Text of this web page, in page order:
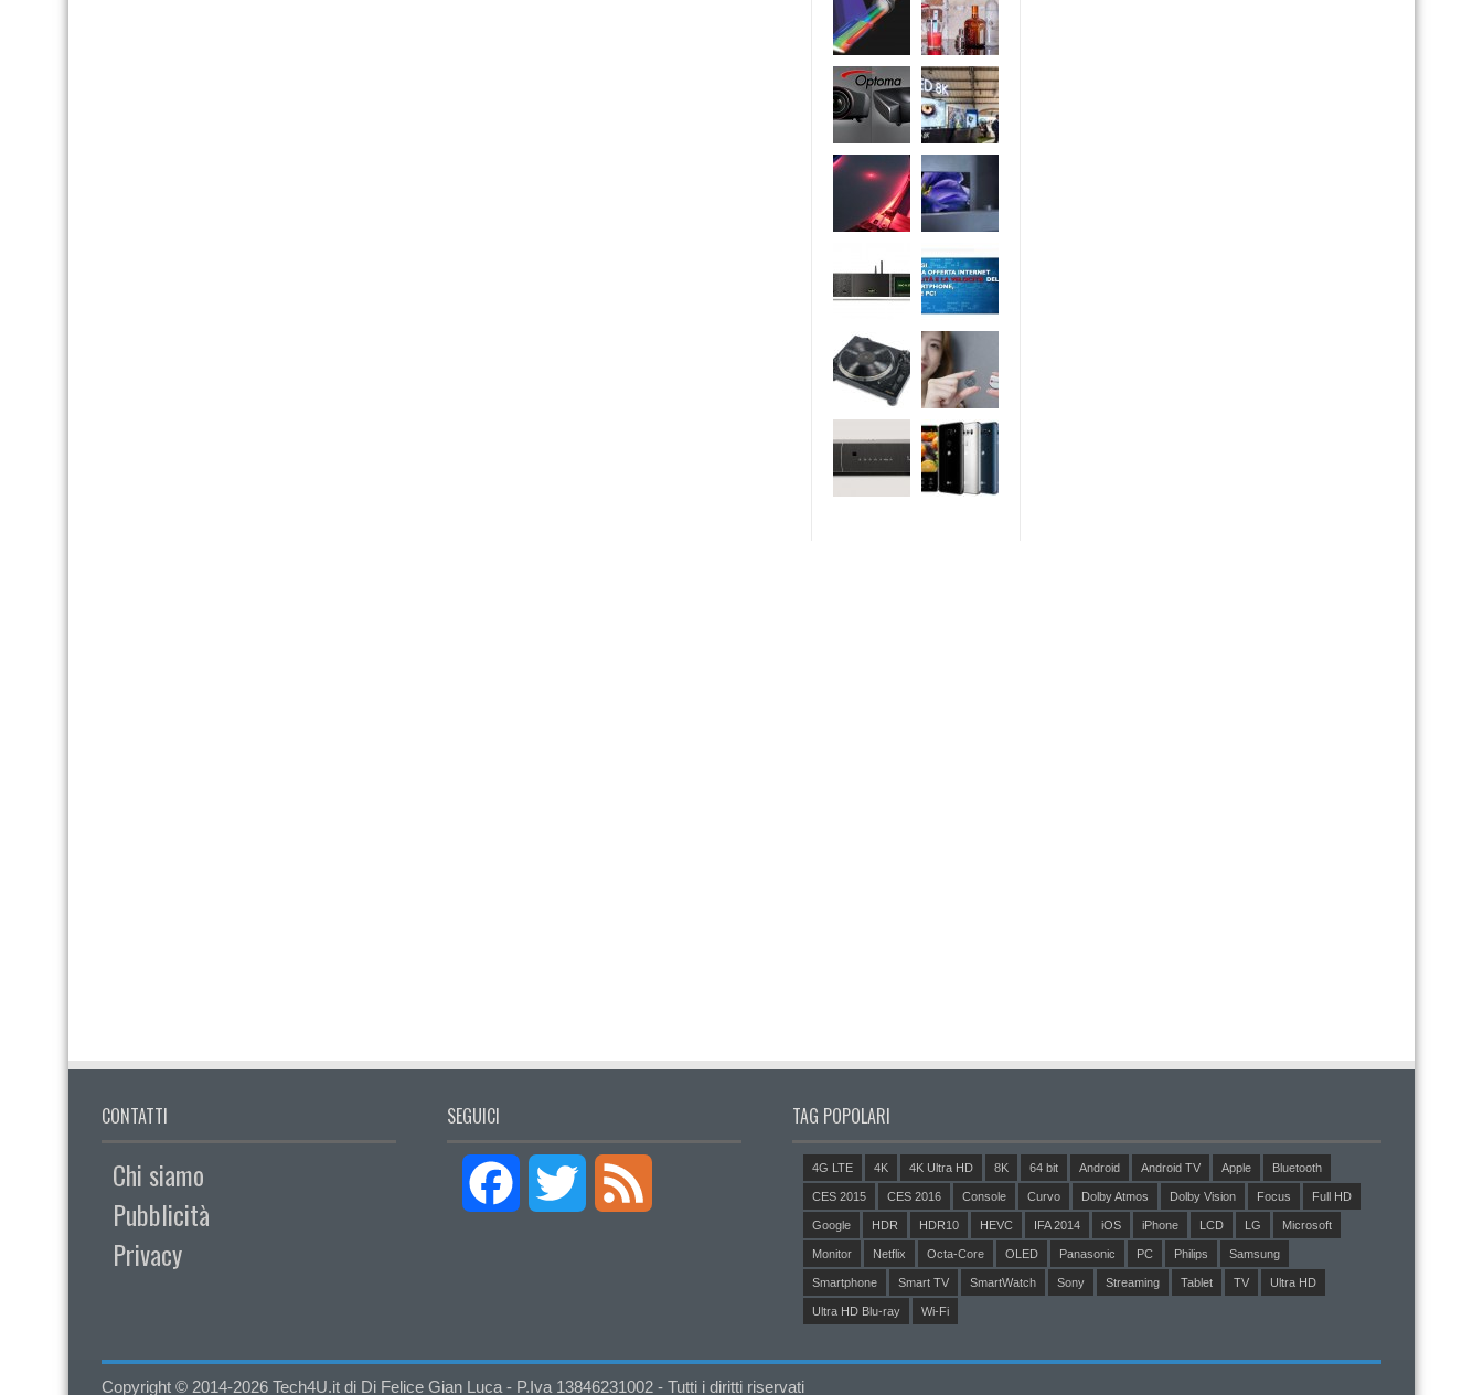
CONTATTI
Chi siamo
Pubblicità
Privacy
SEGUICI
Facebook Twitter
TAG POPOLARI
4G LTE 4K 4K Ultra HD 8K 64 bit Android Android TV Apple Bluetooth
CES 2015 CES 2016 Console Curvo Dolby Atmos Dolby Vision Focus Full HD
Google HDR HDR10 HEVC IFA 2014 iOS iPhone LCD LG Microsoft
Monitor Netflix Octa-Core OLED Panasonic PC Philips Samsung
Smartphone Smart TV SmartWatch Sony Streaming Tablet TV Ultra HD
Ultra HD Blu-ray Wi-Fi
Copyright © 2014-2026 Tech4U.it di Di Felice Gian Luca - P.Iva 13846231002 - Tutti i diritti riservati